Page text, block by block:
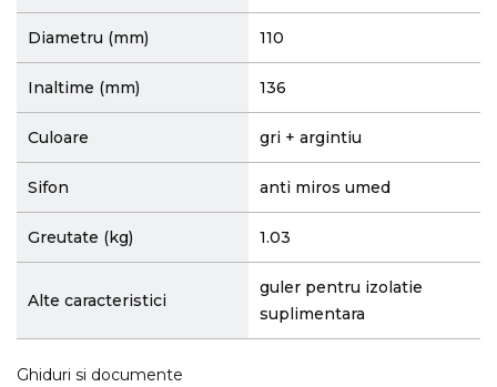
Diametru (mm) 110
Inaltime (mm) 136
Culoare gri + argintiu
Sifon anti miros umed
Greutate (kg) 1.03
Alte caracteristici
guler pentru izolatie
suplimentara
Ghiduri si documente